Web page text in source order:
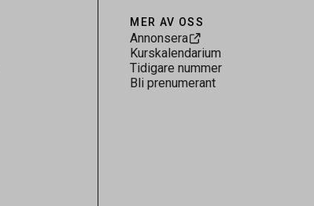
MER AV OSS
Annonsera
Kurskalendarium
Tidigare nummer
Bli prenumerant